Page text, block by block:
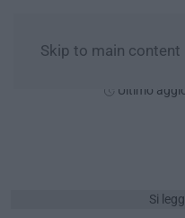
Skip to main content
Ultimo
Si